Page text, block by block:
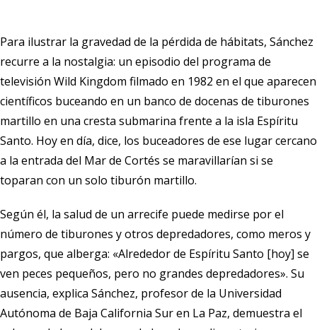
Para ilustrar la gravedad de la pérdida de hábitats, Sánchez
recurre a la nostalgia: un episodio del programa de
televisión Wild Kingdom filmado en 1982 en el que aparecen
científicos buceando en un banco de docenas de tiburones
martillo en una cresta submarina frente a la isla Espíritu
Santo. Hoy en día, dice, los buceadores de ese lugar cercano
a la entrada del Mar de Cortés se maravillarían si se
toparan con un solo tiburón martillo.
Según él, la salud de un arrecife puede medirse por el
número de tiburones y otros depredadores, como meros y
pargos, que alberga: «Alrededor de Espíritu Santo [hoy] se
ven peces pequeños, pero no grandes depredadores». Su
ausencia, explica Sánchez, profesor de la Universidad
Autónoma de Baja California Sur en La Paz, demuestra el